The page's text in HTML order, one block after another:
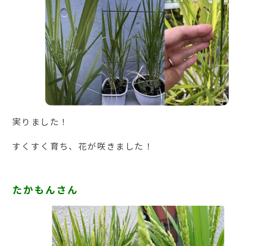
実りました！
すくすく育ち、花が咲きました！
たかもんさん